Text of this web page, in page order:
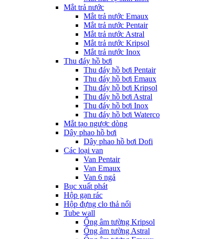
Mắt trả nước
Mắt trả nước Emaux
Mắt trả nước Pentair
Mắt trả nước Astral
Mắt trả nước Kripsol
Mắt trả nước Inox
Thu đáy hồ bơi
Thu đáy hồ bơi Pentair
Thu đáy hồ bơi Emaux
Thu đáy hồ bơi Kripsol
Thu đáy hồ bơi Astral
Thu đáy hồ bơi Inox
Thu đáy hồ bơi Waterco
Mắt tạo ngược dòng
Dây phao hồ bơi
Dây phao hồ bơi Dofi
Các loại van
Van Pentair
Van Emaux
Van 6 ngả
Bục xuất phát
Hộp gạn rác
Hộp đựng clo thả nổi
Tube wall
Ống âm tường Kripsol
Ống âm tường Astral